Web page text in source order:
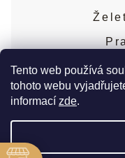
Tento web používá
tohoto webu
informací zde.
Puncovní značky
Blog
Nejčastější
Copyright 2026
vyhrazena.